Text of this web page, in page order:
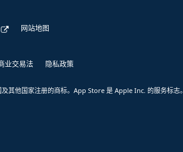
网站地图
业交易法 隐私政策
其他国家注册的商标。App Store 是 Apple Inc. 的服务标志。